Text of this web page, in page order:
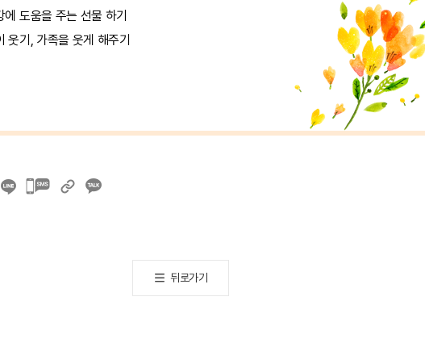
에 도움을 주는 선물 하기
웃기, 가족을 웃게 해주기
카카오톡
뒤로가기